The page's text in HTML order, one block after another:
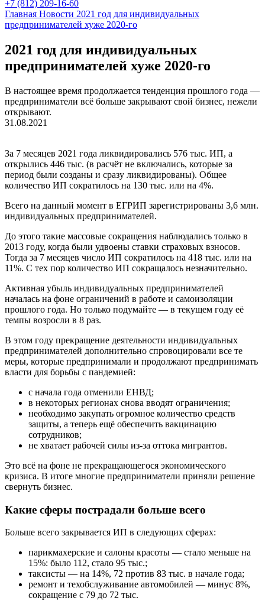
+7 (812) 209-16-60
Главная Новости 2021 год для индивидуальных
предпринимателей хуже 2020-го
2021 год для индивидуальных
предпринимателей хуже 2020-го
В настоящее время продолжается тенденция прошлого года —
предприниматели всё больше закрывают свой бизнес, нежели
открывают.
31.08.2021
За 7 месяцев 2021 года ликвидировались 576 тыс. ИП, а
открылись 446 тыс. (в расчёт не включались, которые за
период были созданы и сразу ликвидированы). Общее
количество ИП сократилось на 130 тыс. или на 4%.
Всего на данный момент в ЕГРИП зарегистрированы 3,6 млн.
индивидуальных предпринимателей.
До этого такие массовые сокращения наблюдались только в
2013 году, когда были удвоены ставки страховых взносов.
Тогда за 7 месяцев число ИП сократилось на 418 тыс. или на
11%. С тех пор количество ИП сокращалось незначительно.
Активная убыль индивидуальных предпринимателей
началась на фоне ограничений в работе и самоизоляции
прошлого года. Но только подумайте — в текущем году её
темпы возросли в 8 раз.
В этом году прекращение деятельности индивидуальных
предпринимателей дополнительно спровоцировали все те
меры, которые предпринимали и продолжают предпринимать
власти для борьбы с пандемией:
с начала года отменили ЕНВД;
в некоторых регионах снова вводят ограничения;
необходимо закупать огромное количество средств
защиты, а теперь ещё обеспечить вакцинацию
сотрудников;
не хватает рабочей силы из-за оттока мигрантов.
Это всё на фоне не прекращающегося экономического
кризиса. В итоге многие предприниматели приняли решение
свернуть бизнес.
Какие сферы пострадали больше всего
Больше всего закрывается ИП в следующих сферах:
парикмахерские и салоны красоты — стало меньше на
15%: было 112, стало 95 тыс.;
таксисты — на 14%, 72 против 83 тыс. в начале года;
ремонт и техобслуживание автомобилей — минус 8%,
сокращение с 79 до 72 тыс.